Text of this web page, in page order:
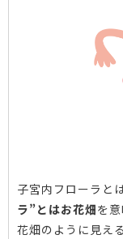
子宮内フローラと
ラ”とはお花畑を
花畑のように見え